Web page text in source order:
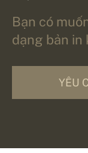
Bạn có
dạng bản in
YÊU